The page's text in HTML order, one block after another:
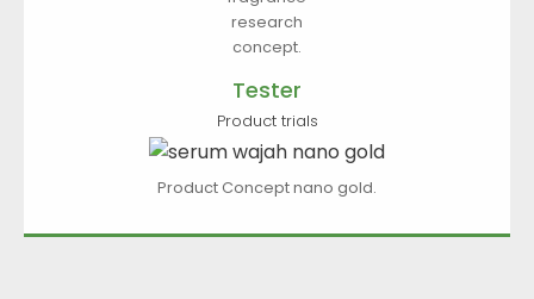
research
concept.
Tester
Product trials
Product Concept nano gold.